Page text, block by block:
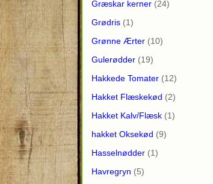
Græskar kerner (24)
Grødris (1)
Grønne Ærter (10)
Gulerødder (19)
Hakkede Tomater (12)
Hakket Flæskekød (2)
Hakket Kalv/Flæsk (1)
hakket Oksekød (9)
Hasselnødder (1)
Havregryn (5)